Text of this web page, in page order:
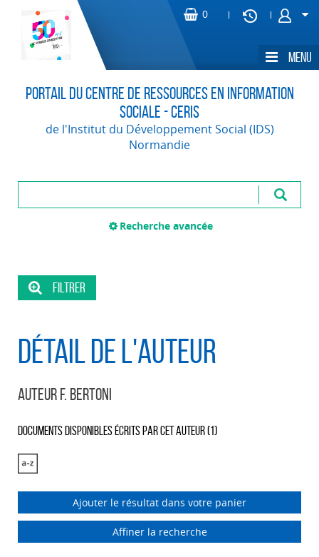
Portail du Centre de Ressources en Information
Sociale - CERIS
de l'Institut du Développement Social (IDS)
Normandie
Recherche avancée
Détail de l'auteur
Auteur F. Bertoni
Documents disponibles écrits par cet auteur (1)
Ajouter le résultat dans votre panier
Affiner la recherche